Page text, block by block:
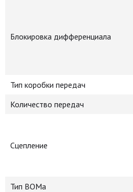
Блокировка дифференциала
Тип коробки передач
Количество передач
Сцепление
Тип ВОМа